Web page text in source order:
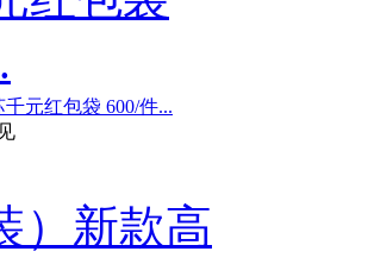
千元红包袋 600/件...